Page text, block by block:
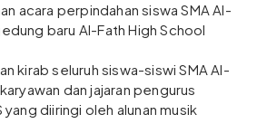
acara perpindahan siswa SMA Al-
baru Al-Fath High School
kirab seluruh siswa-siswi SMA Al-
dan jajaran pengurus
yang diiringi oleh alunan musik